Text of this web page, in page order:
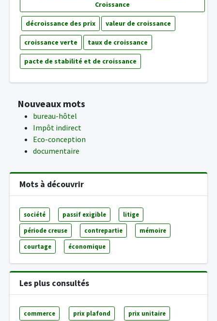
Croissance
décroissance des prix valeur de croissance
croissance verte taux de croissance
pacte de stabilité et de croissance
Nouveaux mots
bureau-hôtel
Impôt indirect
Eco-conception
documentaire
Mots à découvrir
société passif exigible litige
période creuse contrepartie mémoire
courtage économique
Les plus consultés
commerce prix plafond prix unitaire